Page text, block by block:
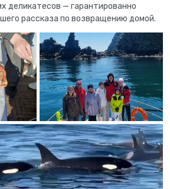
деликатесов — гарантированно
рассказа по возвращению домой.